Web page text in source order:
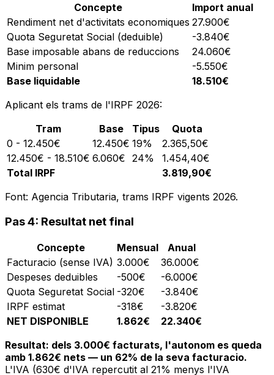
Concepte
Import anual
Rendiment net d'activitats economiques 27.900€
Quota Seguretat Social (deduible)
-3.840€
Base imposable abans de reduccions
24.060€
Minim personal
-5.550€
Base liquidable
18.510€
Aplicant els trams de l'IRPF 2026:
Tram
Base Tipus
Quota
0 - 12.450€
12.450€ 19%
2.365,50€
12.450€ - 18.510€ 6.060€ 24%
1.454,40€
Total IRPF
3.819,90€
Font: Agencia Tributaria, trams IRPF vigents 2026.
Pas 4: Resultat net final
Concepte Mensual
Anual
Facturacio (sense IVA) 3.000€
36.000€
Despeses deduibles
-500€
-6.000€
Quota Seguretat Social -320€
-3.840€
IRPF estimat
-318€
-3.820€
NET DISPONIBLE
1.862€
22.340€
Resultat: dels 3.000€ facturats, l'autonom es queda
amb 1.862€ nets — un 62% de la seva facturacio.
L'IVA (630€ d'IVA repercutit al 21% menys l'IVA